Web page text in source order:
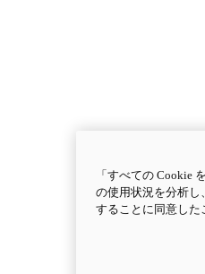
「すべての Cookie
の使用状況を分析し
することに同意し